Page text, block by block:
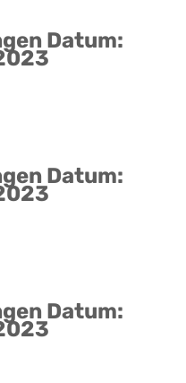
Datum:
Datum:
Datum: